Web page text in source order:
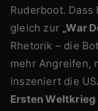
Ruderboot. Dass
gleich zur „War
Rhetorik – die
mehr Angreifen,
inszeniert die
Ersten